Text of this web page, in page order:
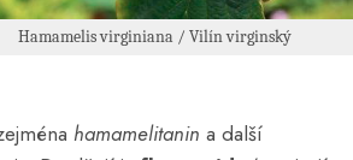
Hamamelis virginiana / Vilín virginský
hamamelitanin a další